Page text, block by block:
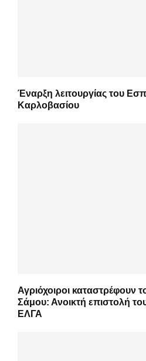
Έναρξη λειτουργίας του
Καρλοβασίου
Αγριόχοιροι καταστρέφουν
Σάμου: Ανοικτή επιστολή
ΕΛΓΑ